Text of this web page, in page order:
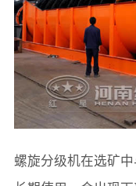
螺旋分级机在选矿